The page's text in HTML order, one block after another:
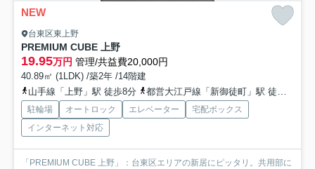
NEW
台東区東上野
PREMIUM CUBE 上野
19.95万円 管理/共益費20,000円
40.89㎡ (1LDK) /築2年 /14階建
山手線「上野」駅 徒歩8分
都営大江戸線「新御徒町」駅 徒歩4分
駐輪場 オートロック エレベーター
宅配ボックス
インターネット対応
「PREMIUM CUBE 上野」：台東区エリアの新居にピッタリ。共用部に